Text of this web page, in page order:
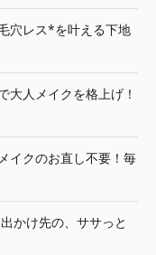
穴レス*を叶える下地
大人メイクを格上げ！
イクのお直し不要！毎
かけ先の、ササっと